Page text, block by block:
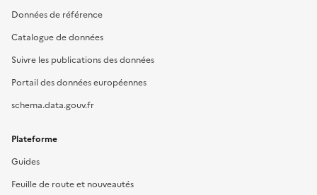
Données de référence
Catalogue de données
Suivre les publications des données
Portail des données européennes
schema.data.gouv.fr
Plateforme
Guides
Feuille de route et nouveautés